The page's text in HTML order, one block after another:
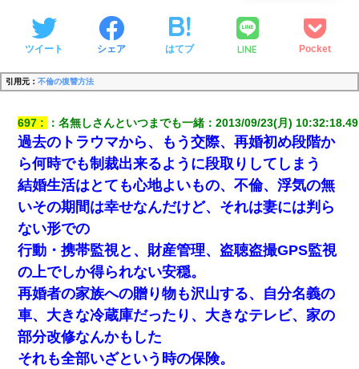
ツイート シェア はてブ LINE Pocket
引用元： 不倫の復讐方法
697 ：名無しさんといつまでも一緒 ：2013/09/23(月)
過去のトラウマから、もう交際、再婚初め段階か
ら何時でも制裁出来るように段取りしてしまう
結婚生活はとても心地よいもの、不倫、浮気の無
いその期間は幸せなんだけど、それは妻には判ら
ない形での
行動・携帯監視と、財産管理、盗聴盗撮GPS監視
の上でしか得られない安穏。
再婚者の家族への贈り物も沢山する、自分名義の
車、大きな冷蔵庫だったり、大きなテレビ、家の
部分改修なんかもした
それも全部いざという時の保険。